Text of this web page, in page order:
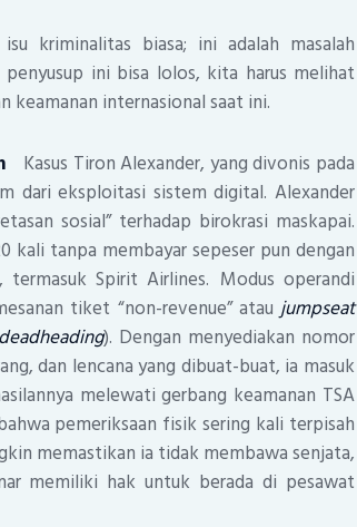
kriminalitas biasa; ini adalah masalah
ini bisa lolos, kita harus melihat
keamanan internasional saat ini.
Kasus Tiron Alexander, yang divonis pada
dari eksploitasi sistem digital. Alexander
sosial” terhadap birokrasi maskapai.
kali tanpa membayar sepeser pun dengan
termasuk Spirit Airlines. Modus operandi
tiket “non-revenue” ataujumpseat
deadheading). Dengan menyediakan nomor
dan lencana yang dibuat-buat, ia masuk
melewati gerbang keamanan TSA
pemeriksaan fisik sering kali terpisah
memastikan ia tidak membawa senjata,
memiliki hak untuk berada di pesawat